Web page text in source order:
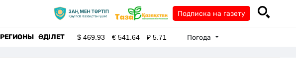
Подписка на газету
РЕГИОНЫ ӘДІЛЕТ $469.93 €541.64 ₽5.71 Погода